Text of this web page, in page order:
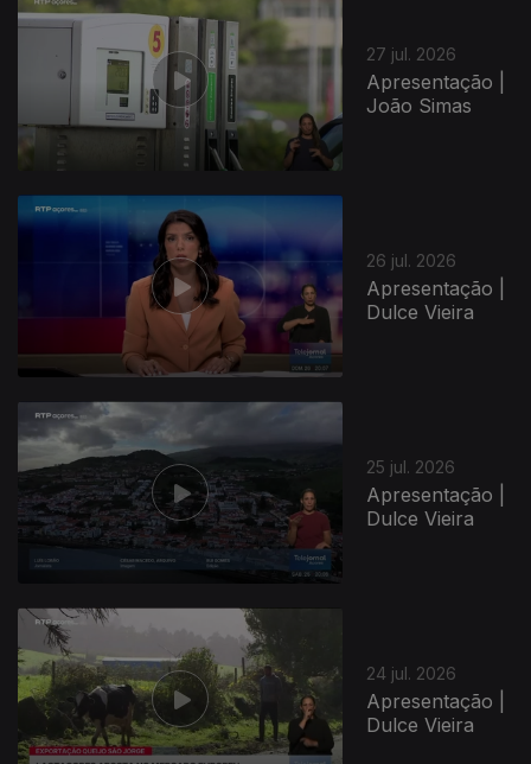
27 jul. 2026
Apresentação |
João Simas
26 jul. 2026
Apresentação |
Dulce Vieira
25 jul. 2026
Apresentação |
Dulce Vieira
24 jul. 2026
Apresentação |
Dulce Vieira